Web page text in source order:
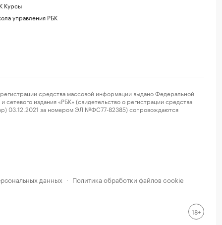
Курсы
управления РБК
средства массовой информации выдано Федеральной
издания «РБК» (свидетельство о регистрации средства
03.12.2021 за номером ЭЛ №ФС77-82385) сопровождаются
данных · Политика обработки файлов cookie
18+